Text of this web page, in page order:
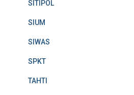
SITIPOL
SIUM
SIWAS
SPKT
TAHTI